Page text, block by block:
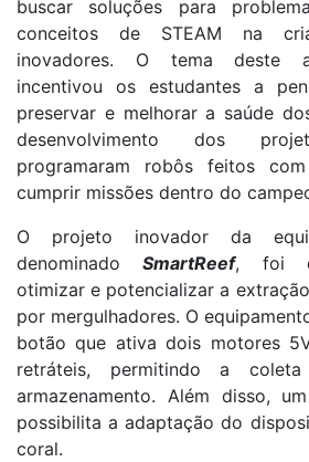
buscar soluções para
conceitos de STEAM na
inovadores. O tema deste
incentivou os estudantes a
preservar e melhorar a saúde
desenvolvimento dos
programaram robôs feitos
cumprir missões dentro do
O projeto inovador da
denominadoSmartReef, foi
otimizar e potencializar a
por mergulhadores. O
botão que ativa dois motores
retráteis, permitindo a
armazenamento. Além disso,
possibilita a adaptação do
coral.